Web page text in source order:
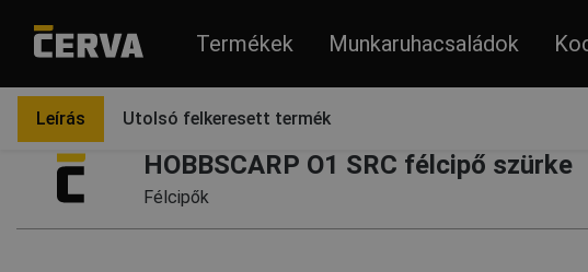
Termékek Munkaruhacsaládok
HOBBSCARP O1 SRC félcipő szürke
Félcipők
Leírás Utolsó felkeresett termék